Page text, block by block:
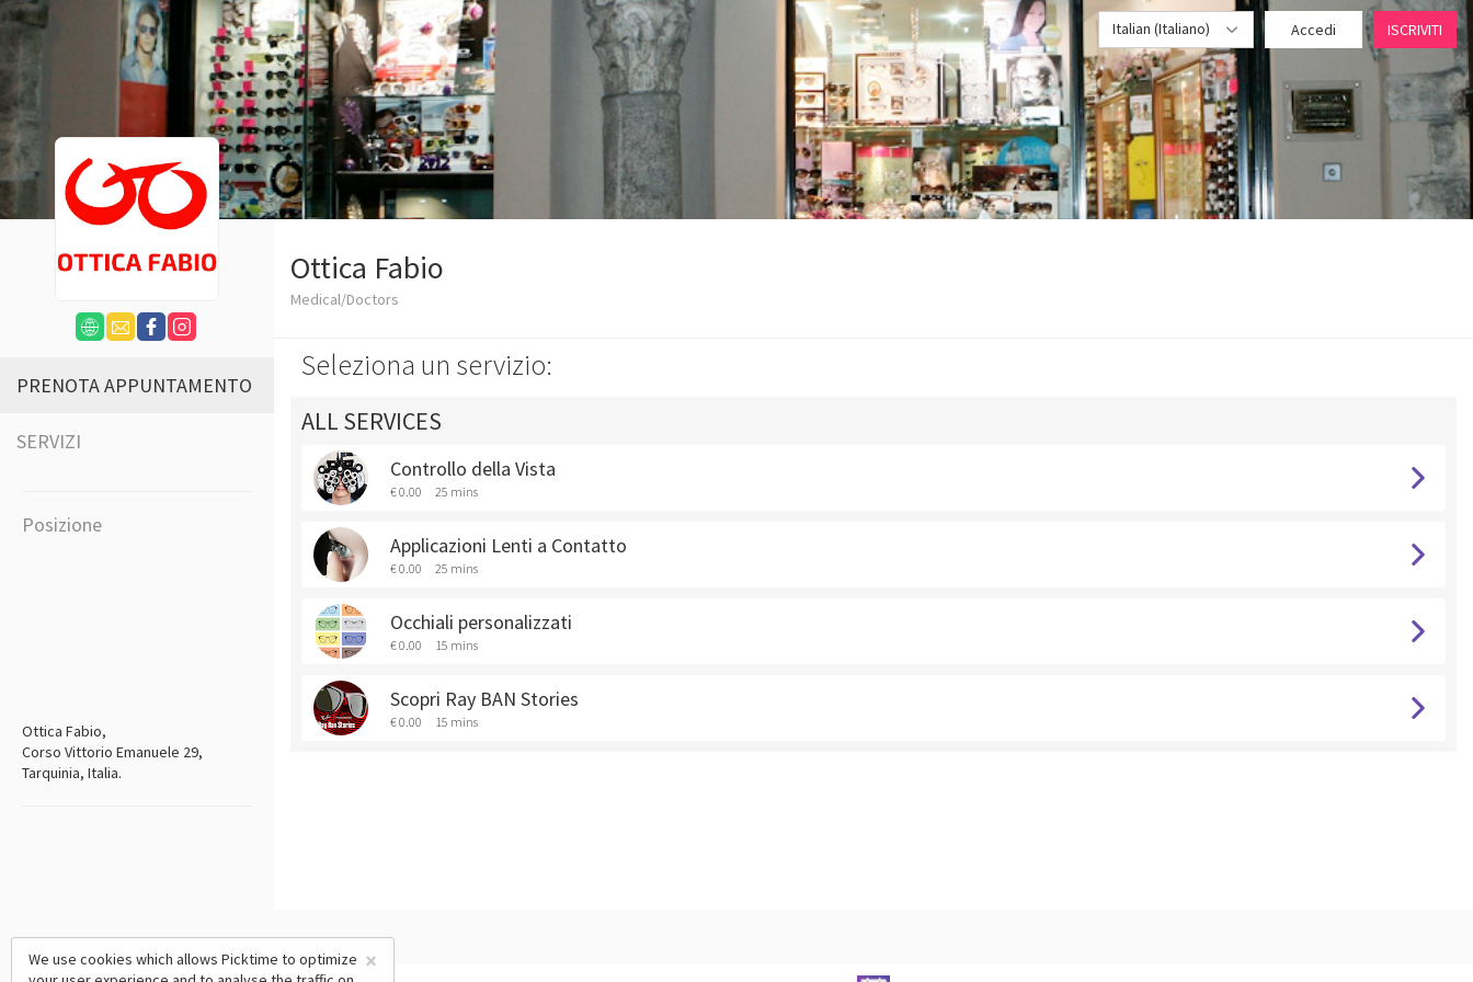
Italian (Italiano) Accedi ISCRIVITI
PRENOTA APPUNTAMENTO
SERVIZI
Posizione
Ottica Fabio,
Corso Vittorio Emanuele 29,
Tarquinia, Italia.
Ottica Fabio
Medical/Doctors
Seleziona un servizio:
ALL SERVICES
Controllo della Vista
€ 0.00 25 mins
Applicazioni Lenti a Contatto
€ 0.00 25 mins
Occhiali personalizzati
€ 0.00 15 mins
Scopri Ray BAN Stories
€ 0.00 15 mins
×
We use cookies which allows Picktime to optimize